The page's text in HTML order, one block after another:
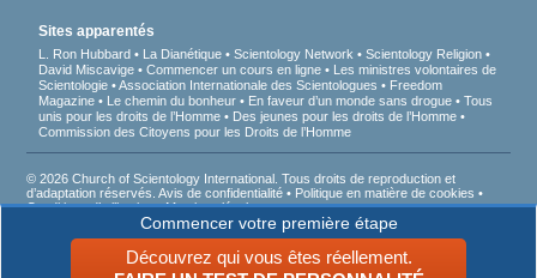
Commencer votre première étape
Découvrez qui vous êtes réellement.
Sites apparentés
L. Ron Hubbard La Dianétique Scientology Network
Scientology Religion
David Miscavige
Commencer un cours en ligne
Les ministres volontaires de
Scientologie
Association Internationale des Scientologues
Freedom
Magazine
Le chemin du bonheur En faveur d’un monde sans drogue
Tous
unis pour les droits de l’Homme
Des jeunes pour les droits de l’Homme
Commission des Citoyens pour les Droits de l’Homme
© 2026 Church of Scientology International. Tous droits de reproduction et
d’adaptation réservés.Avis de confidentialité • Politique en matière de cookies •
Conditions d’utilisation•Mentions légales
D’après la loi française Informatique et Liberté du 6 janvier 1978, vous disposez
d’un droit d’accès, de correction, de suppression et d’opposition aux informations
vous concernant en nous écrivant. Vous êtes informés que les USA n’offrent pas